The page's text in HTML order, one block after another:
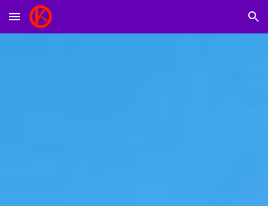
Skip to main content Skip to navigation